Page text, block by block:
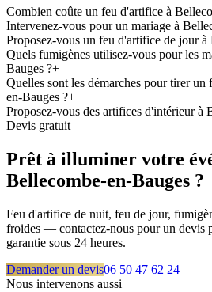
Combien coûte un feu d'artifice à
Intervenez-vous pour un mariage à
Proposez-vous un feu d'artifice de jour à
Quels fumigènes utilisez-vous pour les
Bauges ?+
Quelles sont les démarches pour tirer
en-Bauges ?+
Proposez-vous des artifices d'intérieur à
Devis gratuit
Prêt à illuminer votre
Bellecombe-en-Bauges ?
Feu d'artifice de nuit, feu de jour,
froides — contactez-nous pour un devis
garantie sous 24 heures.
Demander un devis06 50 47 62 24
Nous intervenons aussi